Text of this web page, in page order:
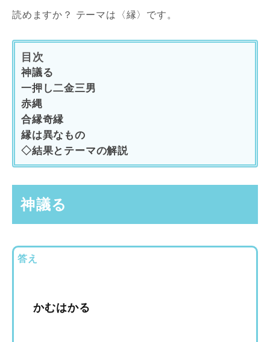
読めますか？ テーマは〈縁〉です。
目次
神議る
一押し二金三男
赤縄
合縁奇縁
縁は異なもの
◇結果とテーマの解説
神議る
答え
かむはかる